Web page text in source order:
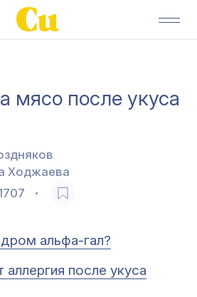
мясо после укуса
Ходжаева
альфа-гал?
аллергия после укуса